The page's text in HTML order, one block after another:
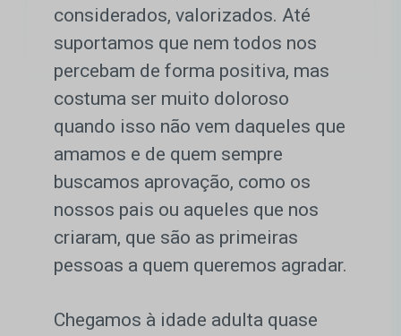
considerados, valorizados. Até
suportamos que nem todos nos
percebam de forma positiva, mas
costuma ser muito doloroso
quando isso não vem daqueles que
amamos e de quem sempre
buscamos aprovação, como os
nossos pais ou aqueles que nos
criaram, que são as primeiras
pessoas a quem queremos agradar.
Chegamos à idade adulta quase